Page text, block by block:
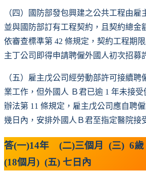
（四）國防部發包興建之公共工程由
並與國防部訂有工程契約，且契約總金
依審查標準第 42 條規定，契約工程期
主丁公司即得申請聘僱外國人初次招募
（五）雇主戊公司經勞動部許可接續
業工作，但外國人 Ｂ君已逾 1 年未接
辦法第 11 條規定，雇主戊公司應自聘
幾日內，安排外國人Ｂ君至指定醫院接
答(一)14年 (二)三個月 (三) 6歲
(18個月) (五) 七日內